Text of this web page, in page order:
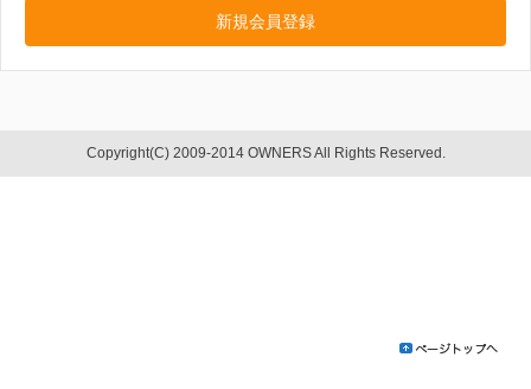
新規会員登録
Copyright(C) 2009-2014 OWNERS All Rights Reserved.